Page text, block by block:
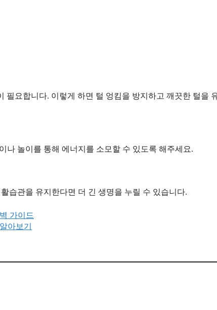
요합니다. 이렇게 하면 털 엉킴을 방지하고 깨끗한 털을
나 놀이를 통해 에너지를 소모할 수 있도록 해주세요.
습관을 유지한다면 더 긴 생명을 누릴 수 있습니다.
가이드
아보기